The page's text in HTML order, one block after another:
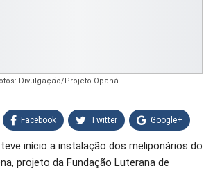
Divulgação/Projeto Opaná.
Facebook Twitter Google+
WhatsApp Pinterest
início a instalação dos meliponários do
projeto da Fundação Luterana de